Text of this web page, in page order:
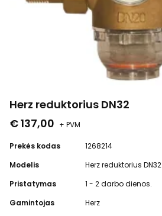
Herz reduktorius DN32
€ 137,00 + PVM
Prekės kodas
1268214
Modelis
Herz reduktorius DN32
Pristatymas
1 - 2 darbo dienos.
Gamintojas
Herz